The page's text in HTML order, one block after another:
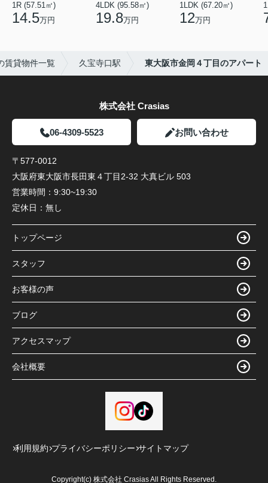
1R (57.51㎡)
14.5万円
4LDK (95.58㎡)
19.8万円
1LDK (67.20㎡)
12万円
賃貸物件一覧 久宝寺口駅 東大阪市金岡４丁目のアパート
株式会社 Crasias
06-4309-5523 お問い合わせ
〒577-0012
大阪府東大阪市長田東４丁目2-32 大真ビル 503
営業時間： 9:30~19:30
定休日： 無し
トップページ
スタッフ
お客様の声
ブログ
アクセスマップ
会社概要
利用規約 プライバシーポリシー サイトマップ
Copyright(c) 株式会社 Crasias All Rights Reserved.